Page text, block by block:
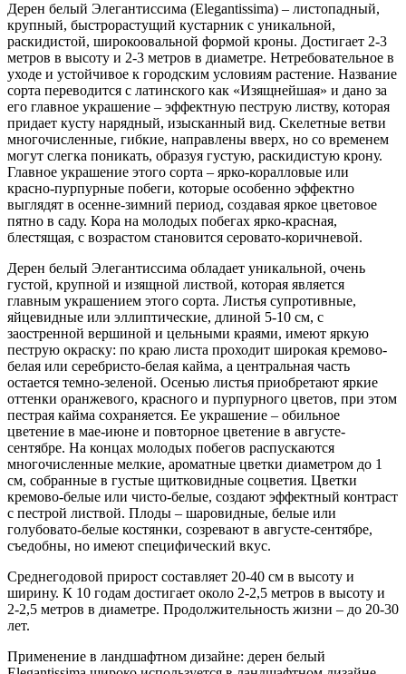
Дерен белый Элегантиссима (Elegantissima) – листопадный,
крупный, быстрорастущий кустарник с уникальной,
раскидистой, широкоовальной формой кроны. Достигает 2-3
метров в высоту и 2-3 метров в диаметре. Нетребовательное в
уходе и устойчивое к городским условиям растение. Название
сорта переводится с латинского как «Изящнейшая» и дано за
его главное украшение – эффектную пеструю листву, которая
придает кусту нарядный, изысканный вид. Скелетные ветви
многочисленные, гибкие, направлены вверх, но со временем
могут слегка поникать, образуя густую, раскидистую крону.
Главное украшение этого сорта – ярко-коралловые или
красно-пурпурные побеги, которые особенно эффектно
выглядят в осенне-зимний период, создавая яркое цветовое
пятно в саду. Кора на молодых побегах ярко-красная,
блестящая, с возрастом становится серовато-коричневой.
Дерен белый Элегантиссима обладает уникальной, очень
густой, крупной и изящной листвой, которая является
главным украшением этого сорта. Листья супротивные,
яйцевидные или эллиптические, длиной 5-10 см, с
заостренной вершиной и цельными краями, имеют яркую
пеструю окраску: по краю листа проходит широкая кремово-
белая или серебристо-белая кайма, а центральная часть
остается темно-зеленой. Осенью листья приобретают яркие
оттенки оранжевого, красного и пурпурного цветов, при этом
пестрая кайма сохраняется. Ее украшение – обильное
цветение в мае-июне и повторное цветение в августе-
сентябре. На концах молодых побегов распускаются
многочисленные мелкие, ароматные цветки диаметром до 1
см, собранные в густые щитковидные соцветия. Цветки
кремово-белые или чисто-белые, создают эффектный контраст
с пестрой листвой. Плоды – шаровидные, белые или
голубовато-белые костянки, созревают в августе-сентябре,
съедобны, но имеют специфический вкус.
Среднегодовой прирост составляет 20-40 см в высоту и
ширину. К 10 годам достигает около 2-2,5 метров в высоту и
2-2,5 метров в диаметре. Продолжительность жизни – до 20-30
лет.
Применение в ландшафтном дизайне: дерен белый